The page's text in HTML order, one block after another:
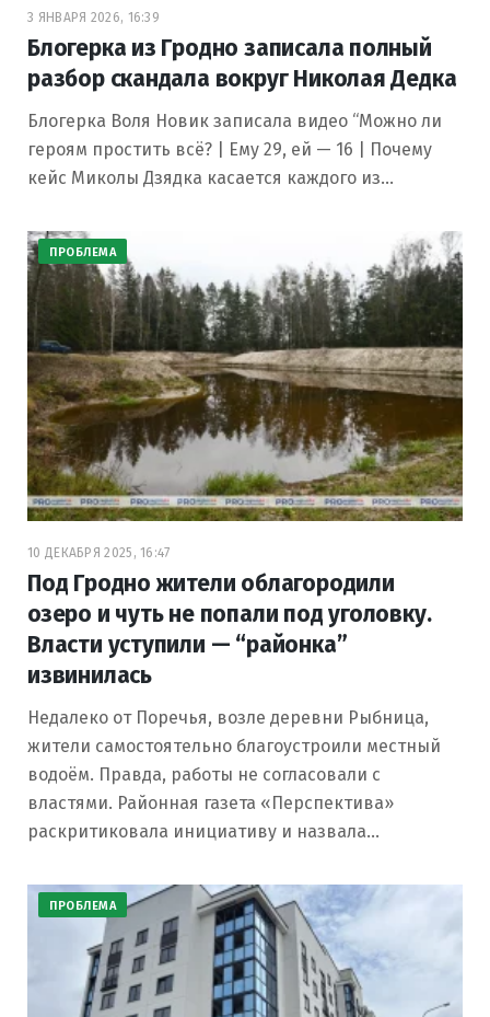
3 ЯНВАРЯ 2026, 16:39
Блогерка из Гродно записала полный
разбор скандала вокруг Николая Дедка
Блогерка Воля Новик записала видео “Можно ли
героям простить всё? | Ему 29, ей — 16 | Почему
кейс Миколы Дзядка касается каждого из…
ПРОБЛЕМА
10 ДЕКАБРЯ 2025, 16:47
Под Гродно жители облагородили
озеро и чуть не попали под уголовку.
Власти уступили — “районка”
извинилась
Недалеко от Поречья, возле деревни Рыбница,
жители самостоятельно благоустроили местный
водоём. Правда, работы не согласовали с
властями. Районная газета «Перспектива»
раскритиковала инициативу и назвала…
ПРОБЛЕМА